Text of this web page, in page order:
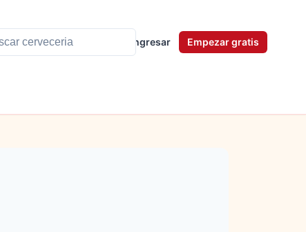
Ingresar Empezar gratis